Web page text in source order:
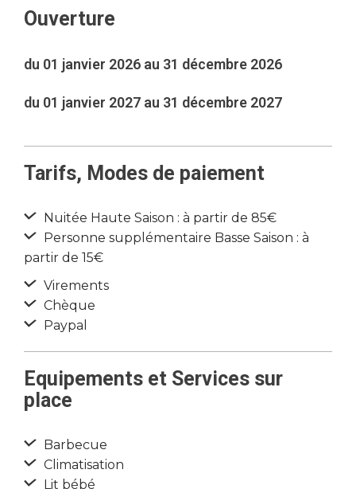
Ouverture
du 01 janvier 2026 au 31 décembre 2026
du 01 janvier 2027 au 31 décembre 2027
Tarifs, Modes de paiement
Nuitée Haute Saison : à partir de 85€
Personne supplémentaire Basse Saison : à
partir de 15€
Virements
Chèque
Paypal
Equipements et Services sur
place
Barbecue
Climatisation
Lit bébé